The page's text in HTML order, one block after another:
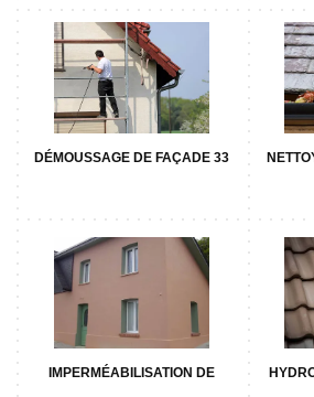
DÉMOUSSAGE DE FAÇADE 33
IMPERMÉABILISATION DE